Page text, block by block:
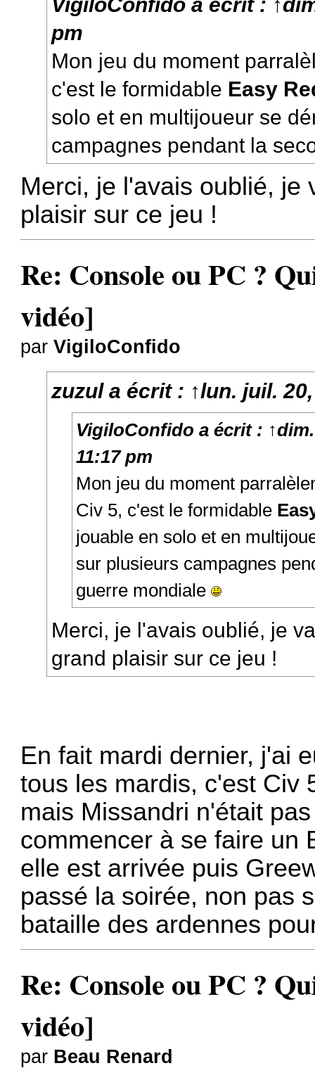
pm
Mon jeu du moment
c'est le formidable Easy
solo et en multijoueur se
campagnes pendant la
Merci, je l'avais oublié, je
plaisir sur ce jeu !
Re: Console ou PC ?
vidéo]
parVigiloConfido
zuzula écrit : ↑lun. juil.
VigiloConfido a écrit : ↑
11:17 pm
Mon jeu du moment
Civ 5, c'est le formidable
jouable en solo et en
sur plusieurs campagnes
guerre mondiale
Merci, je l'avais oublié, je
grand plaisir sur ce jeu !
En fait mardi dernier, j'ai
tous les mardis, c'est Civ
mais Missandri n'était
commencer à se faire un
elle est arrivée puis
passé la soirée, non pas
bataille des ardennes
Re: Console ou PC ?
vidéo]
par Beau Renard